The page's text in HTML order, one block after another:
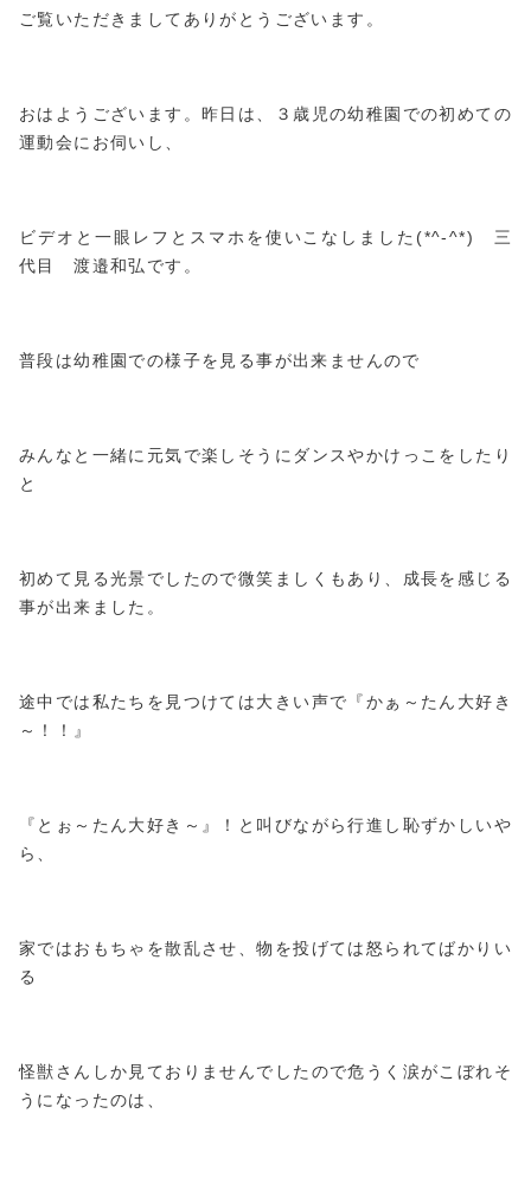
ご覧いただきましてありがとうございます。
おはようございます。昨日は、３歳児の幼稚園での初めての
運動会にお伺いし、
ビデオと一眼レフとスマホを使いこなしました(*^-^*) 三
代目 渡邉和弘です。
普段は幼稚園での様子を見る事が出来ませんので
みんなと一緒に元気で楽しそうにダンスやかけっこをしたり
と
初めて見る光景でしたので微笑ましくもあり、成長を感じる
事が出来ました。
途中では私たちを見つけては大きい声で『かぁ～たん大好き
～！！』
『とぉ～たん大好き～』！と叫びながら行進し恥ずかしいや
ら、
家ではおもちゃを散乱させ、物を投げては怒られてばかりい
る
怪獣さんしか見ておりませんでしたので危うく涙がこぼれそ
うになったのは、